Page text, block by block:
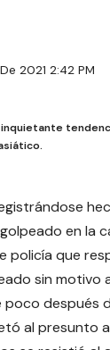
2021 2:42 PM
en
policía que
sin
después
al presunto